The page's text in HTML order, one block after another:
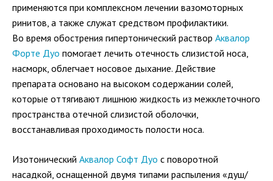
применяются при комплексном лечении вазомоторных
ринитов, а также служат средством профилактики.
Во время обострения гипертонический раствор Аквалор
Форте Дуо помогает лечить отечность слизистой носа,
насморк, облегчает носовое дыхание. Действие
препарата основано на высоком содержании солей,
которые оттягивают лишнюю жидкость из межклеточного
пространства отечной слизистой оболочки,
восстанавливая проходимость полости носа.
Изотонический Аквалор Софт Дуо с поворотной
насадкой, оснащенной двумя типами распыления «душ/